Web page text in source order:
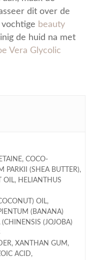
dit over de
beauty
de huid na met
Vera Glycolic
COCO-
PARKII (SHEA BUTTER),
OIL, HELIANTHUS
OIL,
(BANANA)
(JOJOBA)
XANTHAN GUM,
ACID,